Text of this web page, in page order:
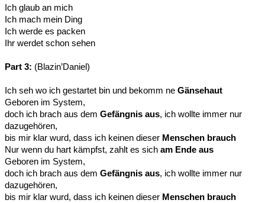
Ich glaub an mich
Ich mach mein Ding
Ich werde es packen
Ihr werdet schon sehen
Part 3: (Blazin’Daniel)
Ich seh wo ich gestartet bin und bekomm ne Gänsehaut
Geboren im System,
doch ich brach aus dem Gefängnis aus, ich wollte immer nur
dazugehören,
bis mir klar wurd, dass ich keinen dieser Menschen brauch
Nur wenn du hart kämpfst, zahlt es sich am Ende aus
Geboren im System,
doch ich brach aus dem Gefängnis aus, ich wollte immer nur
dazugehören,
bis mir klar wurd, dass ich keinen dieser Menschen brauch